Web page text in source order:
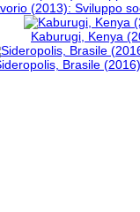
(2013): Sviluppo
Kaburugi, Kenya
Brasile